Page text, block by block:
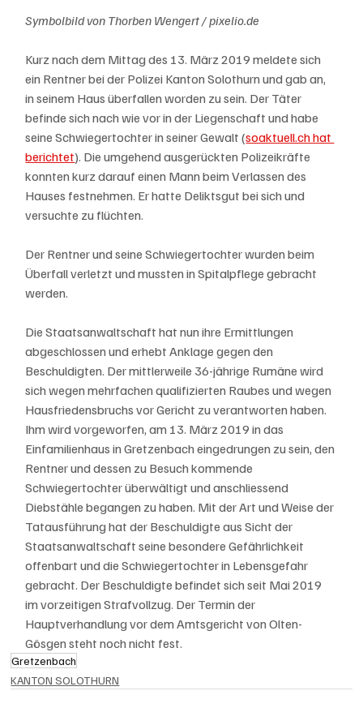
Symbolbild von Thorben Wengert / pixelio.de
Kurz nach dem Mittag des 13. März 2019 meldete sich
ein Rentner bei der Polizei Kanton Solothurn und gab an,
in seinem Haus überfallen worden zu sein. Der Täter
befinde sich nach wie vor in der Liegenschaft und habe
seine Schwiegertochter in seiner Gewalt (soaktuell.ch hat
berichtet). Die umgehend ausgerückten Polizeikräfte
konnten kurz darauf einen Mann beim Verlassen des
Hauses festnehmen. Er hatte Deliktsgut bei sich und
versuchte zu flüchten.
Der Rentner und seine Schwiegertochter wurden beim
Überfall verletzt und mussten in Spitalpflege gebracht
werden.
Die Staatsanwaltschaft hat nun ihre Ermittlungen
abgeschlossen und erhebt Anklage gegen den
Beschuldigten. Der mittlerweile 36-jährige Rumäne wird
sich wegen mehrfachen qualifizierten Raubes und wegen
Hausfriedensbruchs vor Gericht zu verantworten haben.
Ihm wird vorgeworfen, am 13. März 2019 in das
Einfamilienhaus in Gretzenbach eingedrungen zu sein, den
Rentner und dessen zu Besuch kommende
Schwiegertochter überwältigt und anschliessend
Diebstähle begangen zu haben. Mit der Art und Weise der
Tatausführung hat der Beschuldigte aus Sicht der
Staatsanwaltschaft seine besondere Gefährlichkeit
offenbart und die Schwiegertochter in Lebensgefahr
gebracht. Der Beschuldigte befindet sich seit Mai 2019
im vorzeitigen Strafvollzug. Der Termin der
Hauptverhandlung vor dem Amtsgericht von Olten-
Gösgen steht noch nicht fest.
Gretzenbach
KANTON SOLOTHURN